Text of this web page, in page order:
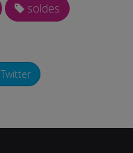
soldes
Twitter